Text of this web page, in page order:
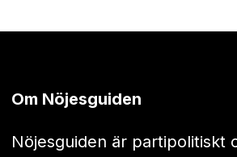
Om Nöjesguiden
Nöjesguiden är partipolitiskt